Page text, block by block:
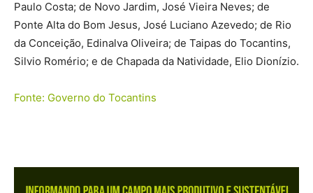
Paulo Costa; de Novo Jardim, José Vieira Neves; de
Ponte Alta do Bom Jesus, José Luciano Azevedo; de Rio
da Conceição, Edinalva Oliveira; de Taipas do Tocantins,
Silvio Romério; e de Chapada da Natividade, Elio Dionízio.
Fonte: Governo do Tocantins